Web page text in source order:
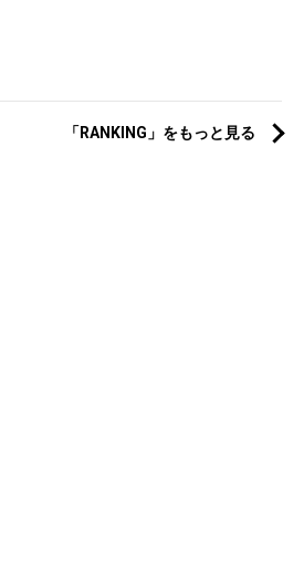
「RANKING」をもっと見る